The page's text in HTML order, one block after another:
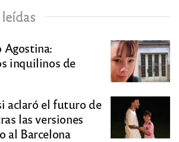
Agostina:
inquilinos de
aclaró el futuro de
las versiones
al Barcelona